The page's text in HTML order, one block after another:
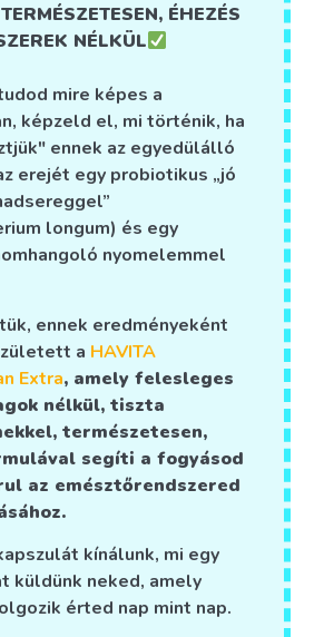
ÉHEZÉS
NÉLKÜL
mire képes a
képzeld el, mi történik, ha
ennek az egyedülálló
erejét egy probiotikus „jó
longum) és egy
nyomelemmel
ennek eredményeként
a HAVITA
Extra, amely felesleges
nélkül, tiszta
természetesen,
segíti a fogyásod
az emésztőrendszered
kínálunk, mi egy
küldünk neked, amely
érted nap mint nap.